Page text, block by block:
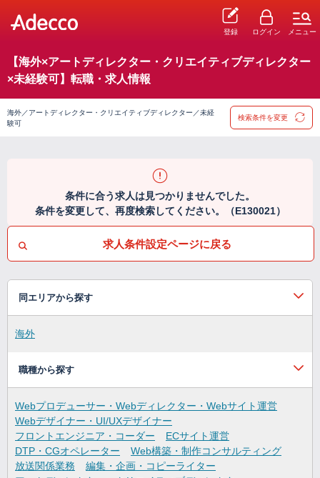
登録 ログイン メニュー
【海外×アートディレクター・クリエイティブディレクター
×未経験可】転職・求人情報
海外／アートディレクター・クリエイティブディレクター／未経
験可
検索条件を変更
条件に合う求人は見つかりませんでした。
条件を変更して、再度検索してください。（E130021）
求人条件設定ページに戻る
同エリアから探す
海外
職種から探す
Webプロデューサー・Webディレクター・Webサイト運営
Webデザイナー・UI/UXデザイナー
フロントエンジニア・コーダー
ECサイト運営
DTP・CGオペレーター
Web構築・制作コンサルティング
放送関係業務
編集・企画・コピーライター